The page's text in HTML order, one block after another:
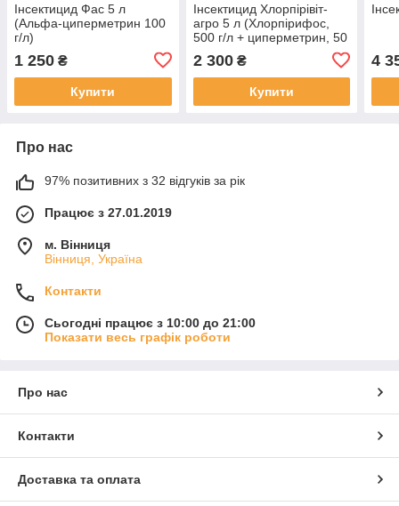
Інсектицид Фас 5 л
(Альфа-циперметрин 100
г/л)
1 250 ₴
Купити
Інсектицид Хлорпірівіт-
агро 5 л (Хлорпірифос,
500 г/л + циперметрин, 50
2 300₴
Купити
4
Про нас
97% позитивних з 32 відгуків за рік
Працює з 27.01.2019
м. Вінниця
Вінниця, Україна
Контакти
Сьогодні працює з 10:00 до 21:00
Показати весь графік роботи
Про нас
Контакти
Доставка та оплата